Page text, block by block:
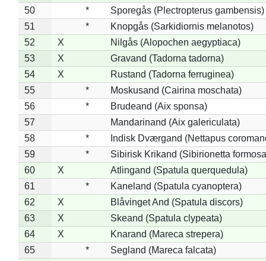
50
*
Sporegås (Plectropterus gambensis)
51
*
Knopgås (Sarkidiornis melanotos)
52
X
Nilgås (Alopochen aegyptiaca)
53
X
Gravand (Tadorna tadorna)
54
X
Rustand (Tadorna ferruginea)
55
*
Moskusand (Cairina moschata)
56
*
Brudeand (Aix sponsa)
57
Mandarinand (Aix galericulata)
58
*
Indisk Dværgand (Nettapus
59
*
Sibirisk Krikand (Sibirionetta
60
X
Atlingand (Spatula querquedula)
61
*
Kaneland (Spatula cyanoptera)
62
X
Blåvinget And (Spatula discors)
63
X
Skeand (Spatula clypeata)
64
X
Knarand (Mareca strepera)
65
*
Segland (Mareca falcata)